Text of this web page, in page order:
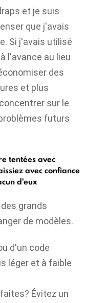
et je suis
que j'avais
Si j'avais utilisé
à l'avance au lieu
des
et plus
sur le
futurs
tentées avec
avec confiance
d'eux
grands
de modèles.
d'un code
léger et à faible
Évitez un